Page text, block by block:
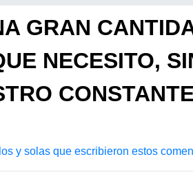
GRAN
NECESITO,
y solas que escribieron estos